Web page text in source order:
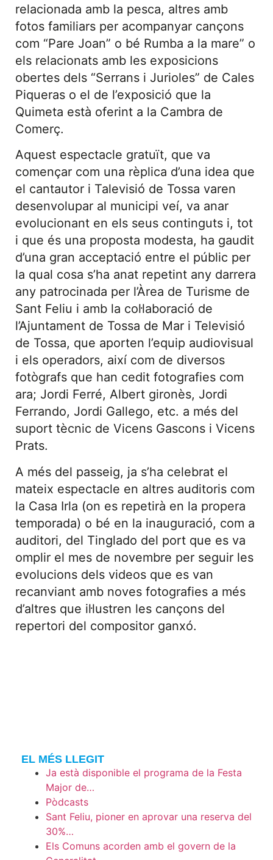
relacionada amb la pesca, altres amb
fotos familiars per acompanyar cançons
com “Pare Joan” o bé Rumba a la mare” o
els relacionats amb les exposicions
obertes dels “Serrans i Jurioles” de Cales
Piqueras o el de l’exposició que la
Quimeta està oferint a la Cambra de
Comerç.
Aquest espectacle gratuït, que va
començar com una rèplica d’una idea que
el cantautor i Talevisió de Tossa varen
desenvolupar al municipi veí, va anar
evolucionant en els seus continguts i, tot
i que és una proposta modesta, ha gaudit
d’una gran acceptació entre el públic per
la qual cosa s’ha anat repetint any darrera
any patrocinada per l’Àrea de Turisme de
Sant Feliu i amb la col·laboració de
l’Ajuntament de Tossa de Mar i Televisió
de Tossa, que aporten l’equip audiovisual
i els operadors, així com de diversos
fotògrafs que han cedit fotografies com
ara; Jordi Ferré, Albert gironès, Jordi
Ferrando, Jordi Gallego, etc. a més del
suport tècnic de Vicens Gascons i Vicens
Prats.
A més del passeig, ja s’ha celebrat el
mateix espectacle en altres auditoris com
la Casa Irla (on es repetirà en la propera
temporada) o bé en la inauguració, com a
auditori, del Tinglado del port que es va
omplir el mes de novembre per seguir les
evolucions dels videos que es van
recanviant amb noves fotografies a més
d’altres que il·lustren les cançons del
repertori del compositor ganxó.
EL MÉS LLEGIT
Ja està disponible el programa de la Festa
Major de…
Pòdcasts
Sant Feliu, pioner en aprovar una reserva del
30%…
Els Comuns acorden amb el govern de la